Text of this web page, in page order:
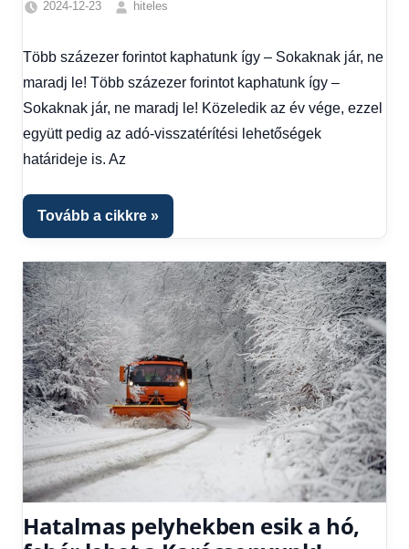
2024-12-23
hiteles
Hírek,
Hírek
1
kézből
Több százezer forintot kaphatunk így – Sokaknak jár, ne
maradj le! Több százezer forintot kaphatunk így –
Sokaknak jár, ne maradj le! Közeledik az év vége, ezzel
együtt pedig az adó-visszatérítési lehetőségek
határideje is. Az
Tovább a cikkre
Hatalmas pelyhekben esik a hó,